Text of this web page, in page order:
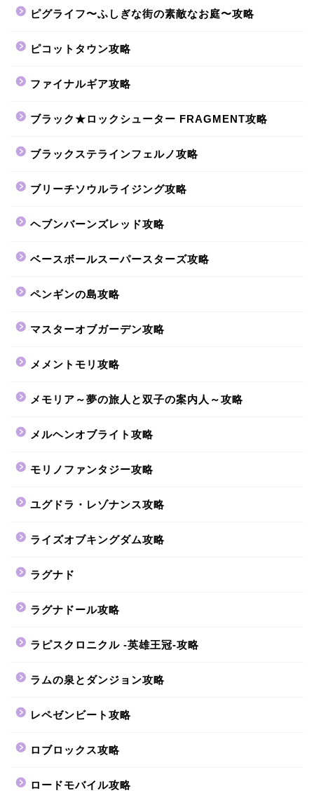
ピグライフ〜ふしぎな街の素敵なお庭〜攻略
ピコットタウン攻略
ファイナルギア攻略
ブラック★ロックシューター FRAGMENT攻略
ブラックステラインフェルノ攻略
ブリーチソウルライジング攻略
ヘブンバーンズレッド攻略
ベースボールスーパースターズ攻略
ペンギンの島攻略
マスターオブガーデン攻略
メメントモリ攻略
メモリア～夢の旅人と双子の案内人～攻略
メルヘンオブライト攻略
モリノファンタジー攻略
ユグドラ・レゾナンス攻略
ライズオブキングダム攻略
ラグナド
ラグナドール攻略
ラピスクロニクル -英雄王冠-攻略
ラムの泉とダンジョン攻略
レペゼンビート攻略
ロブロックス攻略
ロードモバイル攻略